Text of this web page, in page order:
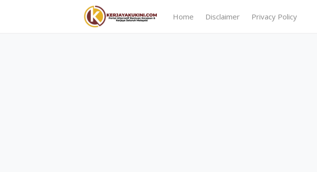
Home Disclaimer Privacy Policy